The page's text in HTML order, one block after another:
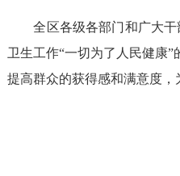
全区各级各部门和广大干
卫生工作“一切为了人民健康
提高群众的获得感和满意度，